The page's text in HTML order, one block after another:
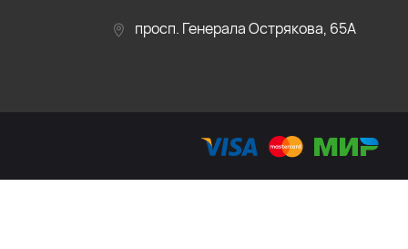
просп. Генерала Острякова, 65А